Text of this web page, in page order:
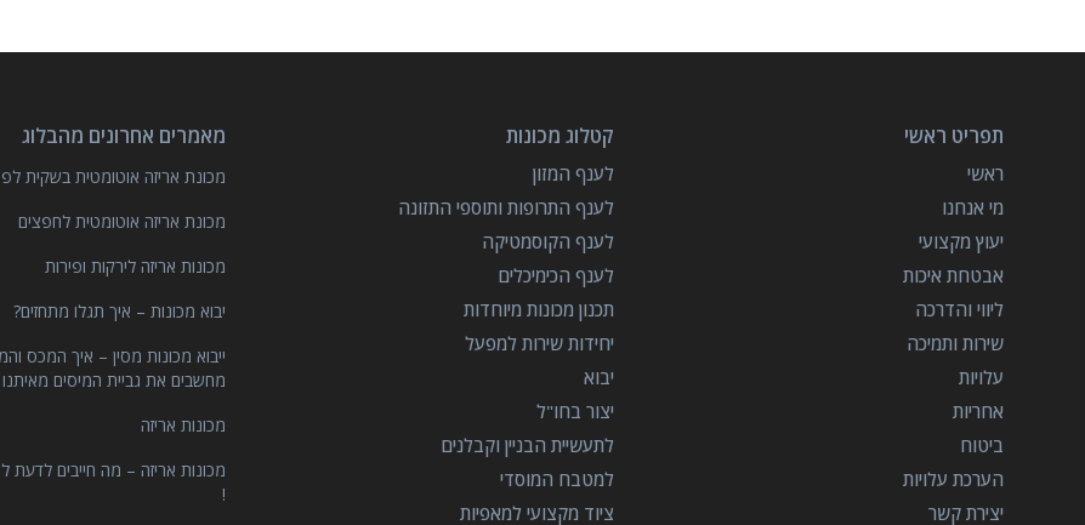
תפריט ראשי
ראשי
מי אנחנו
יעוץ מקצועי
אבטחת איכות
ליווי והדרכה
שירות ותמיכה
עלויות
אחריות
ביטוח
הערכת עלויות
יצירת קשר
קטלוג מכונות
לענף המזון
לענף התרופות ותוספי התזונה
לענף הקוסמטיקה
לענף הכימיכלים
תכנון מכונות מיוחדות
יחידות שירות למפעל
יבוא
יצור בחו"ל
לתעשיית הבניין וקבלנים
למטבח המוסדי
ציוד מקצועי למאפיות
מאמרים אחרונים מהבלוג
מכונת אריזה אוטומטית בשקית
מכונת אריזה אוטומטית לחפצים
מכונות אריזה לירקות ופירות
יבוא מכונות – איך תגלו מתחזים?
ייבוא מכונות מסין – איך המכס
מחשבים את גביית המיסים
מכונות אריזה
מכונות אריזה – מה חייבים לדעת
!